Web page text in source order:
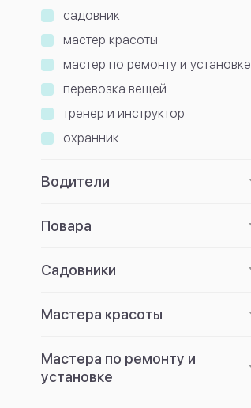
садовник
мастер красоты
мастер по ремонту и установке
перевозка вещей
тренер и инструктор
охранник
Водители
Повара
Садовники
Мастера красоты
Мастера по ремонту и
установке